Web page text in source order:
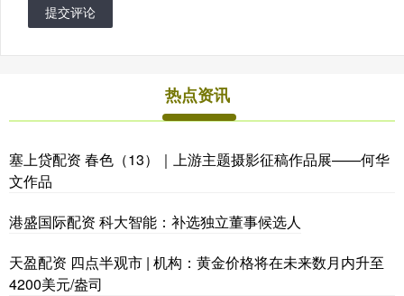
提交评论
热点资讯
塞上贷配资 春色（13）｜上游主题摄影征稿作品展——何华
文作品
港盛国际配资 科大智能：补选独立董事候选人
天盈配资 四点半观市 | 机构：黄金价格将在未来数月内升至
4200美元/盎司